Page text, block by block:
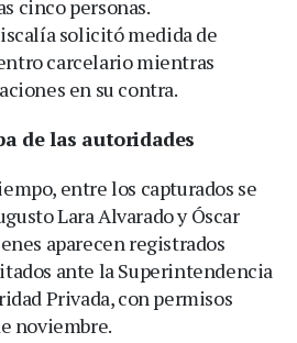
cinco personas.
solicitó medida de
carcelario mientras
en su contra.
de las autoridades
entre los capturados se
Lara Alvarado y Óscar
aparecen registrados
ante la Superintendencia
Privada, con permisos
noviembre.